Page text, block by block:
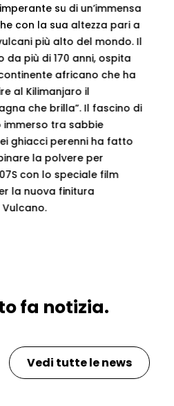
su di un’immensa
con la sua altezza pari a
più alto del mondo. Il
più di 170 anni, ospita
africano che ha
al Kilimanjaro il
che brilla”. Il fascino di
tra sabbie
ghiacci perenni ha fatto
la polvere per
con lo speciale film
la nuova finitura
fa notizia.
Vedi tutte le news